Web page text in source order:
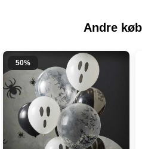
Andre
50%